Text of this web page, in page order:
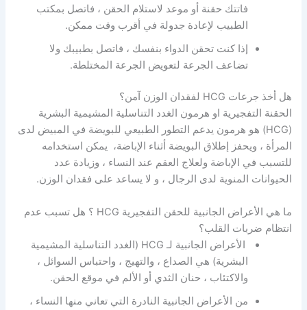
فاتتك حقنة أو موعد لاستلام الحقن ، فاتصل بمكتب
الطبيب لإعادة جدولة في أقرب وقت ممكن.
إذا كنت تحقن الدواء بنفسك ، فاتصل بطبيبك ولا
تضاعف الجرعة لتعويض الجرعة المختلطة.
هل أخذ جرعات HCG لفقدان الوزن آمن؟
الحقنة التفجيرية او هرمون الغدد التناسلية المشيمية البشرية
(HCG) هو هرمون يدعم التطور الطبيعي للبويضة في المبيض لدى
المرأة ، ويحفز إطلاق البويضة أثناء الإباضة، يمكن استخدامه
للتسبب في الإباضة ولعلاج العقم عند النساء ، وزيادة عدد
الحيوانات المنوية لدى الرجال ، و لا يساعد على فقدان الوزن.
ما هي الأعراض الجانبية للحقن التفجيرية HCG ؟ هل تسبب عدم
انتظام ضربات القلب؟
الأعراض الجانبية لـ HCG (الغدد التناسلية المشيمية
البشرية) هي الصداع ، والتهيج ، واحتباس السوائل ،
والاكتئاب ، حنان الثدي أو الألم في موقع الحقن.
من الأعراض الجانبية النادرة التي تعاني منها النساء ،